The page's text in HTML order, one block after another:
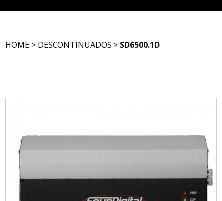
HOME > DESCONTINUADOS > SD6500.1D